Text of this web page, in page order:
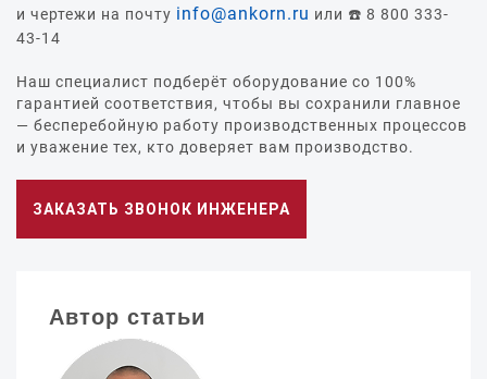
и чертежи на почту info@ankorn.ru или ☎️ 8 800 333-
43-14
Наш специалист подберёт оборудование со 100%
гарантией соответствия, чтобы вы сохранили главное
— бесперебойную работу производственных процессов
и уважение тех, кто доверяет вам производство.
ЗАКАЗАТЬ ЗВОНОК ИНЖЕНЕРА
Автор статьи